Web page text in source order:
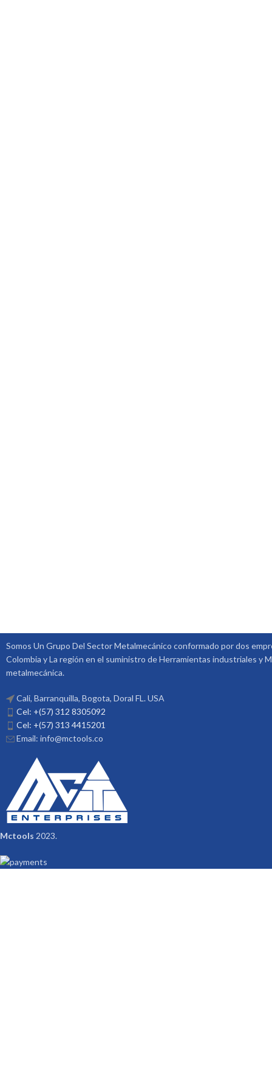
Somos Un Grupo Del Sector Metalmecánico conformado por dos
Colombia y La región en el suministro de Herramientas industriales y
metalmecánica.
Cali, Barranquilla, Bogota, Doral FL. USA
Cel: +(57) 312 8305092
Cel: +(57) 313 4415201
Email: info@mctools.co
Mctools 2023.